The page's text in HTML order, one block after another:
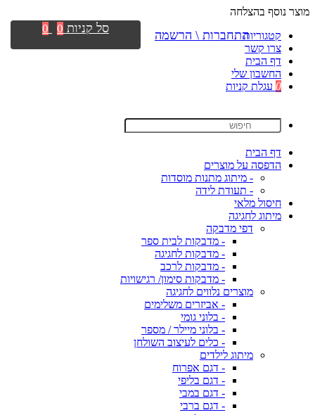
מוצר נוסף בהצלחה
קטגוריות
צרו קשר
דף הבית
החשבון שלי
0 עגלת קניות
דף הבית
הדפסה על מוצרים
- מיתוג מתנות מוסדות
- תעודת לידה
חיסול מלאי
מיתוג לחגיגה
דפי מדבקה
- מדבקות לבית ספר
- מדבקות לחגיגה
- מדבקות לרכב
- מדבקות סימון/ רגישויות
מוצרים נלווים לחגיגה
- אביזרים משלימים
- בלוני גומי
- בלוני מיילר / מספר
- כלים לעיצוב השולחן
מיתוג לילדים
- דגם אפרוח
- דגם בליפי
- דגם במבי
- דגם ברבי
התחברות \ הרשמה סל קניות 0
0